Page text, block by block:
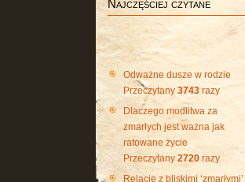
Najczęściej czytane
Odważne dusze w rodzie
Przeczytany 3743 razy
Dlaczego modlitwa za
zmarłych jest ważna jak
ratowane życie
Przeczytany 2720 razy
Relacje z bliskimi ‘zmarłymi’